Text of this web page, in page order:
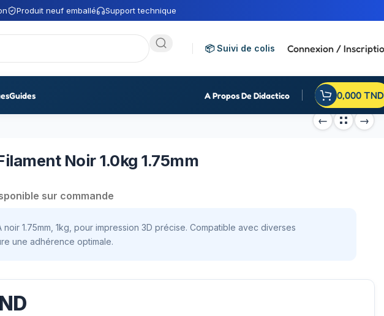
Produit neuf emballé Support technique
📦 Suivi de colis Connexion /
Guides A Propos De Didactico 0,000 TND
Noir 1.0kg 1.75mm
sur commande
noir 1.75mm, 1kg, pour impression 3D précise. Compatible avec diverses
une adhérence optimale.